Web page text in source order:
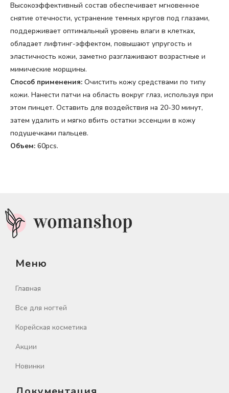
Высокоэффективный состав обеспечивает мгновенное
снятие отечности, устранение темных кругов под глазами,
поддерживает оптимальный уровень влаги в клетках,
обладает лифтинг-эффектом, повышают упругость и
эластичность кожи, заметно разглаживают возрастные и
мимические морщины.
Способ применения: Очистить кожу средствами по типу
кожи. Нанести патчи на область вокруг глаз, используя при
этом пинцет. Оставить для воздействия на 20-30 минут,
затем удалить и мягко вбить остатки эссенции в кожу
подушечками пальцев.
Объем: 60pcs.
Меню
Главная
Все для ногтей
Корейская косметика
Акции
Новинки